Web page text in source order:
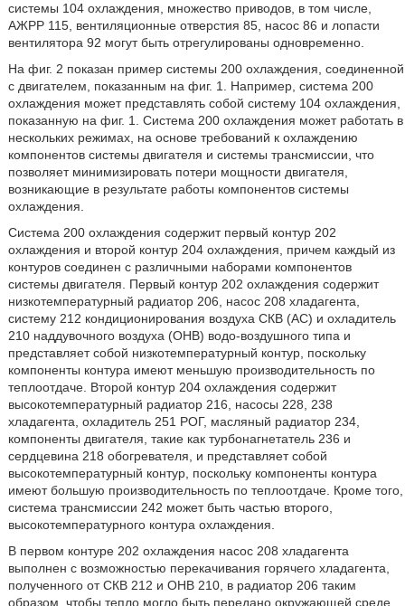
системы 104 охлаждения, множество приводов, в том числе,
АЖРР 115, вентиляционные отверстия 85, насос 86 и лопасти
вентилятора 92 могут быть отрегулированы одновременно.
На фиг. 2 показан пример системы 200 охлаждения, соединенной
с двигателем, показанным на фиг. 1. Например, система 200
охлаждения может представлять собой систему 104 охлаждения,
показанную на фиг. 1. Система 200 охлаждения может работать в
нескольких режимах, на основе требований к охлаждению
компонентов системы двигателя и системы трансмиссии, что
позволяет минимизировать потери мощности двигателя,
возникающие в результате работы компонентов системы
охлаждения.
Система 200 охлаждения содержит первый контур 202
охлаждения и второй контур 204 охлаждения, причем каждый из
контуров соединен с различными наборами компонентов
системы двигателя. Первый контур 202 охлаждения содержит
низкотемпературный радиатор 206, насос 208 хладагента,
систему 212 кондиционирования воздуха СКВ (АС) и охладитель
210 наддувочного воздуха (ОНВ) водо-воздушного типа и
представляет собой низкотемпературный контур, поскольку
компоненты контура имеют меньшую производительность по
теплоотдаче. Второй контур 204 охлаждения содержит
высокотемпературный радиатор 216, насосы 228, 238
хладагента, охладитель 251 РОГ, масляный радиатор 234,
компоненты двигателя, такие как турбонагнетатель 236 и
сердцевина 218 обогревателя, и представляет собой
высокотемпературный контур, поскольку компоненты контура
имеют большую производительность по теплоотдаче. Кроме того,
система трансмиссии 242 может быть частью второго,
высокотемпературного контура охлаждения.
В первом контуре 202 охлаждения насос 208 хладагента
выполнен с возможностью перекачивания горячего хладагента,
полученного от СКВ 212 и ОНВ 210, в радиатор 206 таким
образом, чтобы тепло могло быть передано окружающей среде.